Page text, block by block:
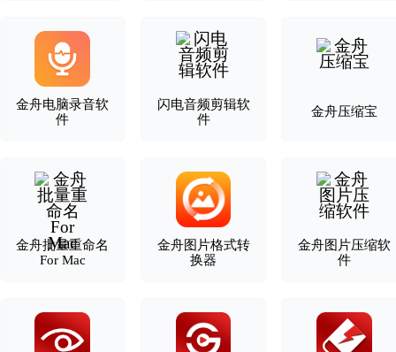
金舟电脑录音软
件
闪电音频剪辑软
件
金舟压缩宝
金舟批量重命名
For Mac
金舟图片格式转
换器
金舟图片压缩软
件